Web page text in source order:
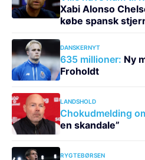
Xabi Alonso
købe spansk
DANSKERNYT
635 millioner: Ny
Froholdt
LANDSHOLD
Chokudmelding
en skandale”
RYGTEBØRSEN